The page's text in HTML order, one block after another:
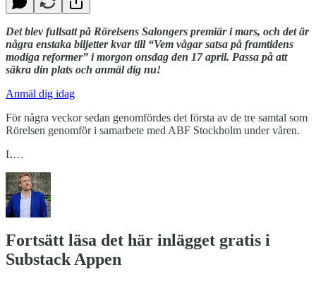
Det blev fullsatt på Rörelsens Salongers premiär i mars, och det är
några enstaka biljetter kvar till “Vem vågar satsa på framtidens
modiga reformer” i morgon onsdag den 17 april. Passa på att
säkra din plats och anmäl dig nu!
Anmäl dig idag
För några veckor sedan genomfördes det första av de tre samtal som
Rörelsen genomför i samarbete med ABF Stockholm under våren.
L…
Fortsätt läsa det här inlägget gratis i
Substack Appen